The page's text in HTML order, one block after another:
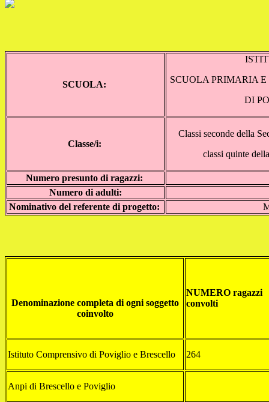
SCUOLA:
SCUOLA PRIMARIA
DI
Classe/i:
Classi seconde della
classi quinte
Numero presunto di ragazzi:
Numero di adulti:
Nominativo del referente di progetto:
Denominazione completa di ogni soggetto
coinvolto
NUMERO ragazzi
convolti
Istituto Comprensivo di Poviglio e Brescello 264
Anpi di Brescello e Poviglio